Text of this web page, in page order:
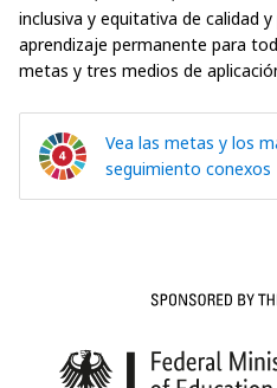
inclusiva y equitativa de calidad
aprendizaje permanente para
metas y tres medios de
Vea las metas y los
seguimiento conexos